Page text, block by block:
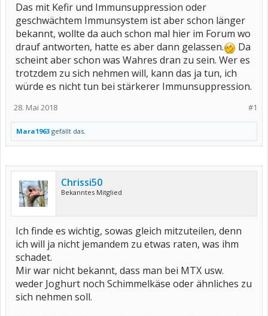
Das mit Kefir und Immunsuppression oder
geschwächtem Immunsystem ist aber schon länger
bekannt, wollte da auch schon mal hier im Forum wo
drauf antworten, hatte es aber dann gelassen.
Da
scheint aber schon was Wahres dran zu sein. Wer es
trotzdem zu sich nehmen will, kann das ja tun, ich
würde es nicht tun bei stärkerer Immunsuppression.
#1
28. Mai 2018
Mara1963 gefällt das.
Chrissi50
Bekanntes Mitglied
Ich finde es wichtig, sowas gleich mitzuteilen, denn
ich will ja nicht jemandem zu etwas raten, was ihm
schadet.
Mir war nicht bekannt, dass man bei MTX usw.
weder Joghurt noch Schimmelkäse oder ähnliches zu
sich nehmen soll.